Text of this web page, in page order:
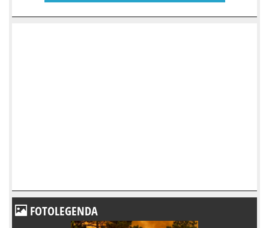
FOTOLEGENDA